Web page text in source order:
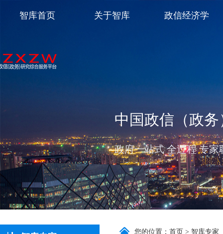
中国政信（政
政府一站式 全过程 专
智库首页 关于智库 政信经济学
您的位置： 首页 > 智库专家